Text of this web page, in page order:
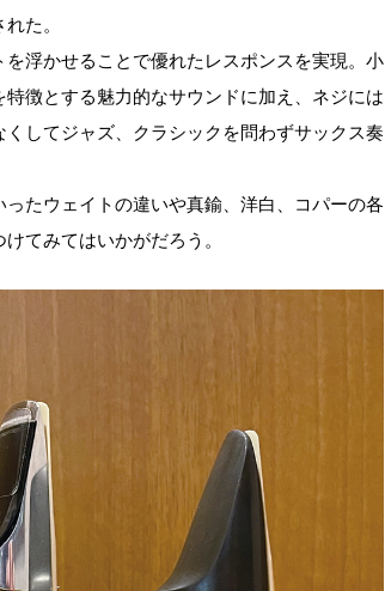
た。
浮かせることで優れたレスポンスを実現。小
徴とする魅力的なサウンドに加え、ネジには
してジャズ、クラシックを問わずサックス奏
たウェイトの違いや真鍮、洋白、コパーの各
てみてはいかがだろう。